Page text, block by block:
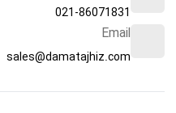
021-86071831
Email
sales@damatajhiz.com